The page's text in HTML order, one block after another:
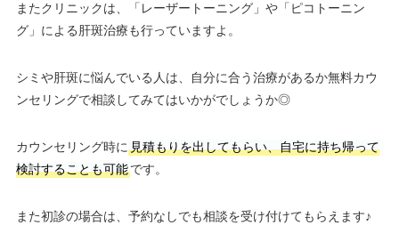
またクリニックは、「レーザートーニング」や「ピコトーニン
グ」による肝斑治療も行っていますよ。
シミや肝斑に悩んでいる人は、自分に合う治療があるか無料カウ
ンセリングで相談してみてはいかがでしょうか◎
カウンセリング時に見積もりを出してもらい、自宅に持ち帰って
検討することも可能です。
また初診の場合は、予約なしでも相談を受け付けてもらえます♪